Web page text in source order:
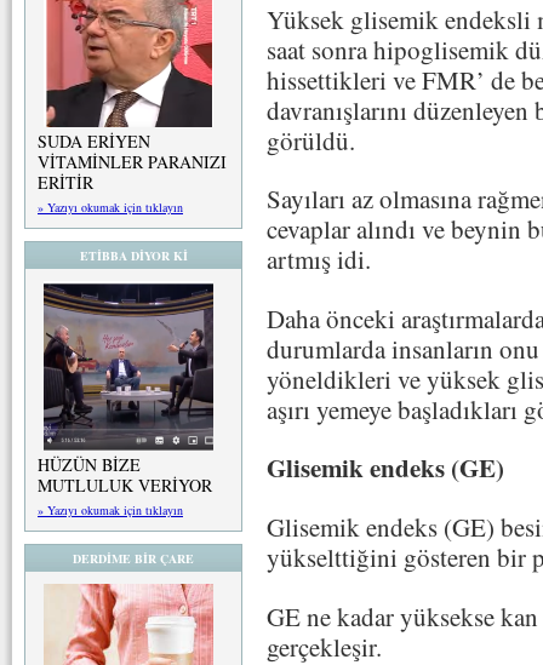
SUDA ERİYEN
VİTAMİNLER PARANIZI
ERİTİR
» Yazıyı okumak için tıklayın
ETİBBA DİYOR Kİ
HÜZÜN BİZE
MUTLULUK VERİYOR
» Yazıyı okumak için tıklayın
DERDİME BİR ÇARE
Yüksek glisemik endeksli
saat sonra hipoglisemik
hissettikleri ve FMR’ de
davranışlarını
görüldü.
Sayıları az olmasına
cevaplar alındı ve beynin
artmış idi.
Daha önceki
durumlarda insanların
yöneldikleri ve yüksek
aşırı yemeye başladıkları
Glisemik endeks (GE)
Glisemik endeks (GE)
yükselttiğini gösteren bir
GE ne kadar yüksekse
gerçekleşir.